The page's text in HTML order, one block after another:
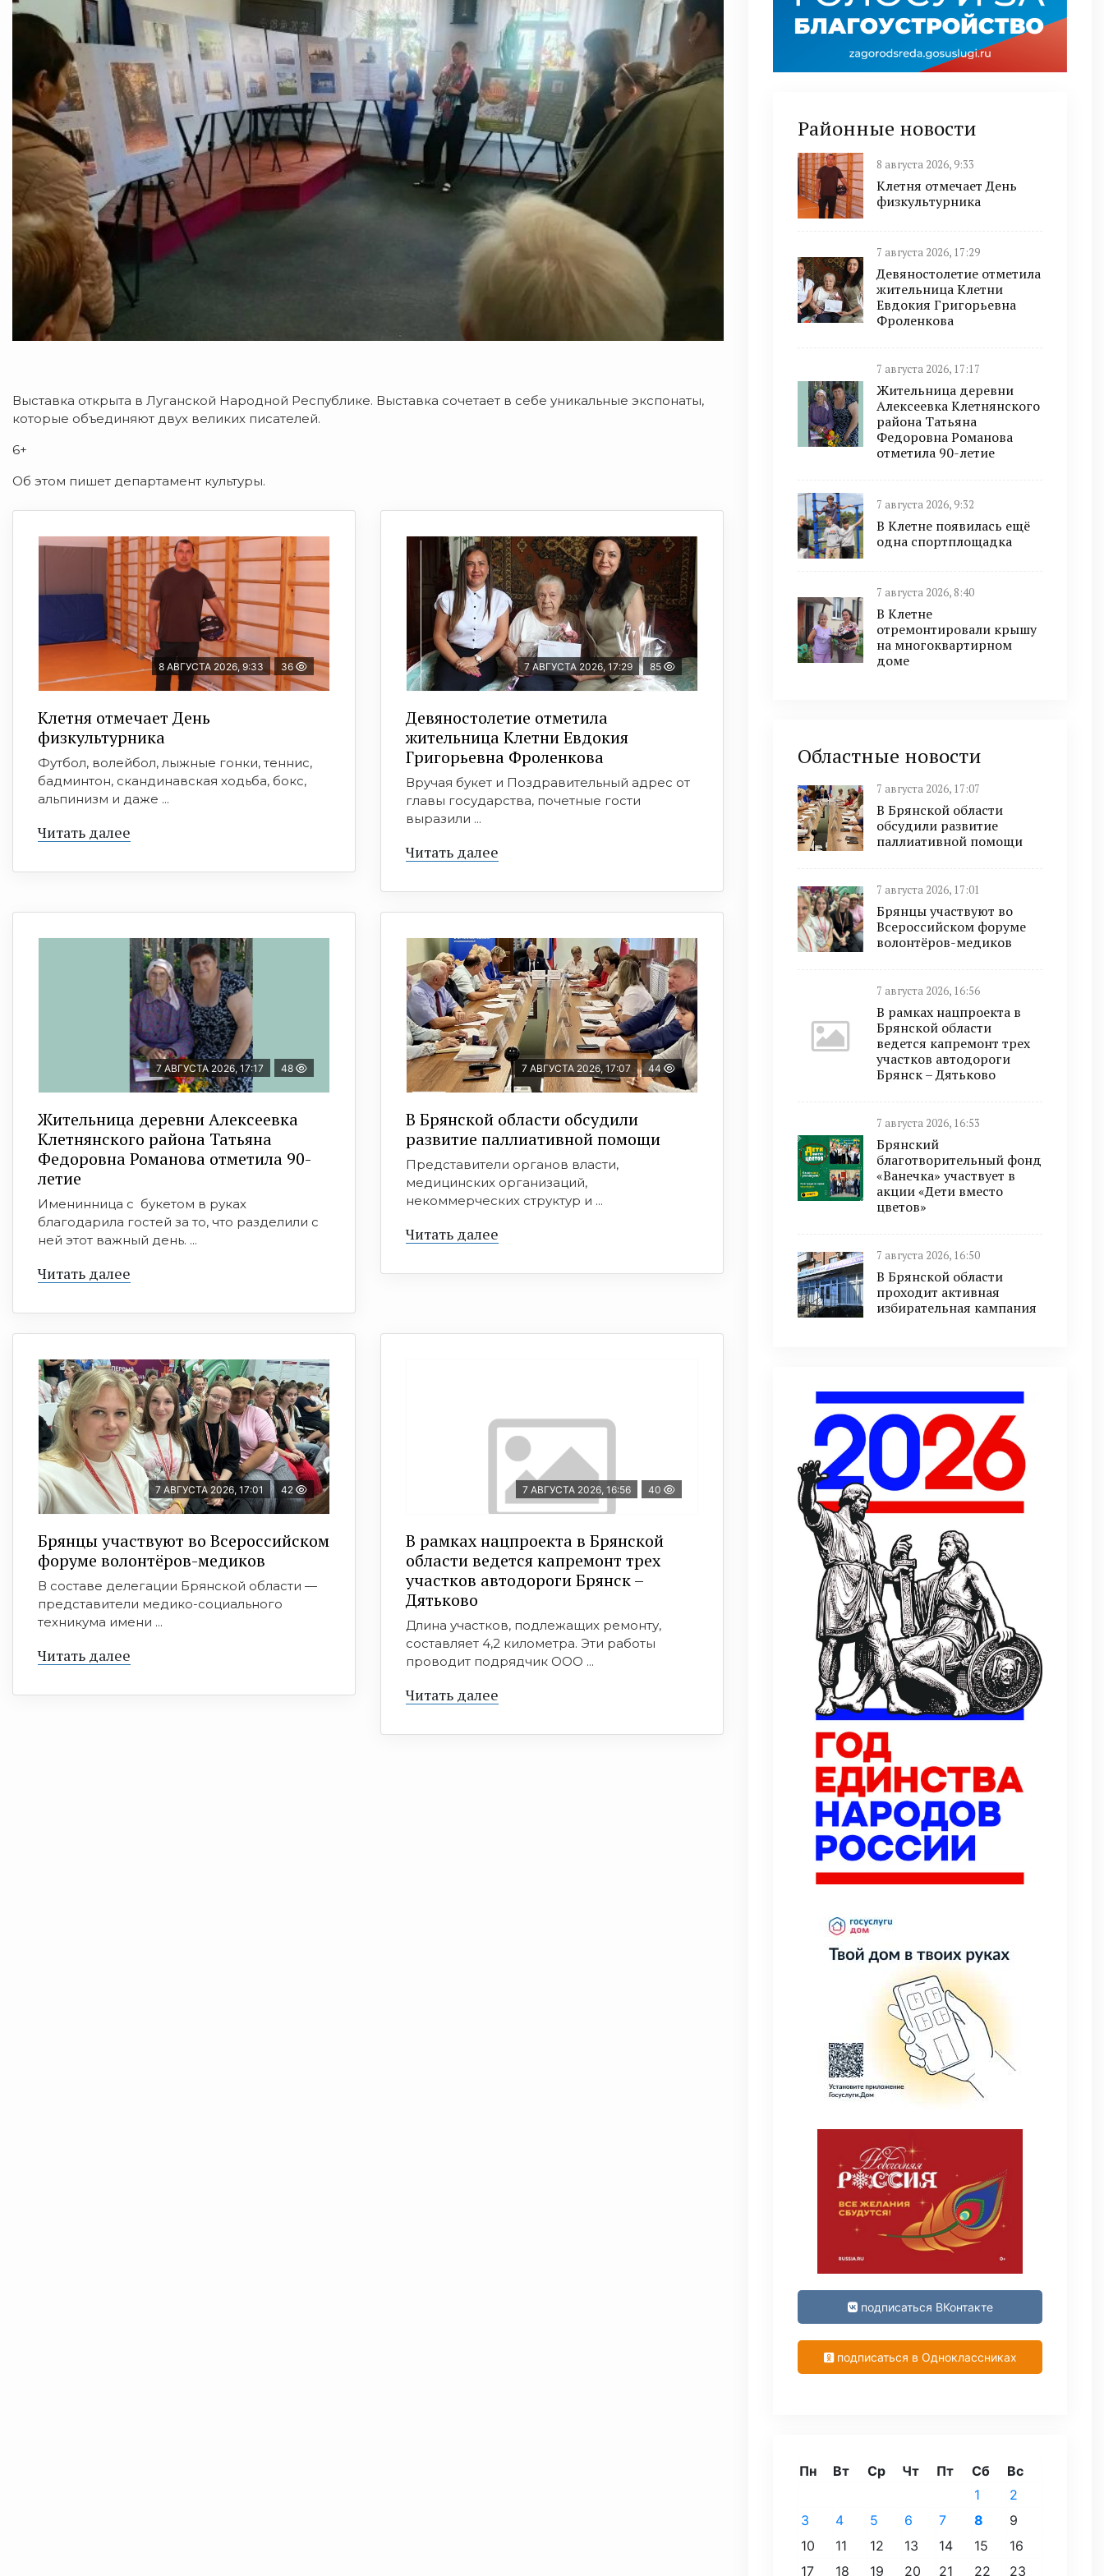
Выставка открыта в Луганской Народной Республике. Выставка сочетает в себе уникальные экспонаты,
которые объединяют двух великих писателей.
6+
Об этом пишет департамент культуры.
8 АВГУСТА 2026, 9:33 36
Клетня отмечает День
физкультурника
Футбол, волейбол, лыжные гонки, теннис,
бадминтон, скандинавская ходьба, бокс,
альпинизм и даже ...
Читать далее
7 АВГУСТА 2026, 17:29 85
Девяностолетие отметила
жительница Клетни Евдокия
Григорьевна Фроленкова
Вручая букет и Поздравительный адрес от
главы государства, почетные гости
выразили ...
Читать далее
7 АВГУСТА 2026, 17:17 48
Жительница деревни Алексеевка
Клетнянского района Татьяна
Федоровна Романова отметила 90-
летие
Именинница с букетом в руках
благодарила гостей за то, что разделили с
ней этот важный день. ...
Читать далее
7 АВГУСТА 2026, 17:07 44
В Брянской области обсудили
развитие паллиативной помощи
Представители органов власти,
медицинских организаций,
некоммерческих структур и ...
Читать далее
7 АВГУСТА 2026, 17:01 42
Брянцы участвуют во Всероссийском
форуме волонтёров-медиков
В составе делегации Брянской области —
представители медико-социального
техникума имени ...
Читать далее
7 АВГУСТА 2026, 16:56 40
В рамках нацпроекта в Брянской
области ведется капремонт трех
участков автодороги Брянск –
Дятьково
Длина участков, подлежащих ремонту,
составляет 4,2 километра. Эти работы
проводит подрядчик ООО ...
Читать далее
Районные новости
8 августа 2026, 9:33
Клетня отмечает День
физкультурника
7 августа 2026, 17:29
Девяностолетие отметила
жительница Клетни
Евдокия Григорьевна
Фроленкова
7 августа 2026, 17:17
Жительница деревни
Алексеевка Клетнянского
района Татьяна
Федоровна Романова
отметила 90-летие
7 августа 2026, 9:32
В Клетне появилась ещё
одна спортплощадка
7 августа 2026, 8:40
В Клетне
отремонтировали крышу
на многоквартирном
доме
Областные новости
7 августа 2026, 17:07
В Брянской области
обсудили развитие
паллиативной помощи
7 августа 2026, 17:01
Брянцы участвуют во
Всероссийском форуме
волонтёров-медиков
7 августа 2026, 16:56
В рамках нацпроекта в
Брянской области
ведется капремонт трех
участков автодороги
Брянск – Дятьково
7 августа 2026, 16:53
Брянский
благотворительный фонд
«Ванечка» участвует в
акции «Дети вместо
цветов»
7 августа 2026, 16:50
В Брянской области
проходит активная
избирательная кампания
подписаться ВКонтакте
подписаться в Одноклассниках
Пн Вт Ср Чт Пт Сб
Вс
1
2
3
4 5 6 7 8
9
10
11 12 13 14 15
16
17
18 19 20 21 22 23